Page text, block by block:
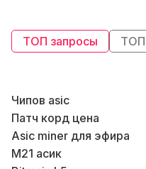
ТОП запросы ТОП
Чипов asic
Патч корд цена
Asic miner для эфира
М21 асик